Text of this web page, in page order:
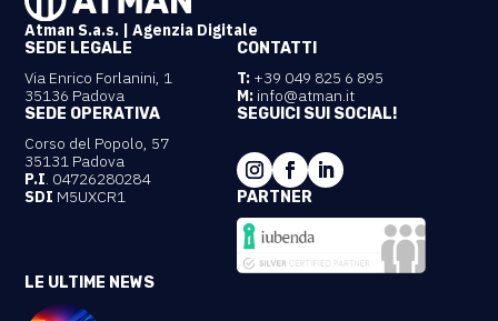
Atman S.a.s. | Agenzia Digitale
SEDE LEGALE
Via Enrico Forlanini, 1
35136 Padova
SEDE OPERATIVA
Corso del Popolo, 57
35131 Padova
P.I. 04726280284
SDI M5UXCR1
CONTATTI
T: +39 049 825 6 895
M: info@atman.it
SEGUICI SUI SOCIAL!
PARTNER
LE ULTIME NEWS